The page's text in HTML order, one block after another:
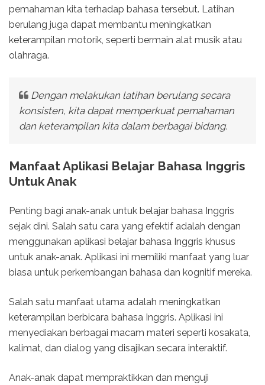
pemahaman kita terhadap bahasa tersebut. Latihan
berulang juga dapat membantu meningkatkan
keterampilan motorik, seperti bermain alat musik atau
olahraga.
Dengan melakukan latihan berulang secara
konsisten, kita dapat memperkuat pemahaman
dan keterampilan kita dalam berbagai bidang.
Manfaat Aplikasi Belajar Bahasa Inggris
Untuk Anak
Penting bagi anak-anak untuk belajar bahasa Inggris
sejak dini. Salah satu cara yang efektif adalah dengan
menggunakan aplikasi belajar bahasa Inggris khusus
untuk anak-anak. Aplikasi ini memiliki manfaat yang luar
biasa untuk perkembangan bahasa dan kognitif mereka.
Salah satu manfaat utama adalah meningkatkan
keterampilan berbicara bahasa Inggris. Aplikasi ini
menyediakan berbagai macam materi seperti kosakata,
kalimat, dan dialog yang disajikan secara interaktif.
Anak-anak dapat mempraktikkan dan menguji